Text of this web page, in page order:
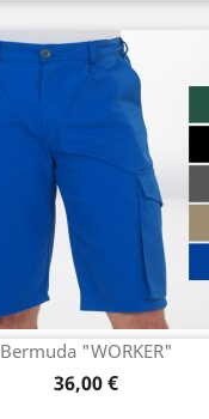
Bermuda "WORKER"
Preis
36,00 €